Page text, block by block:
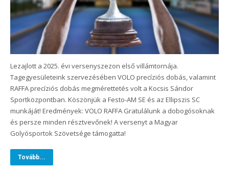
Lezajlott a 2025. évi versenyszezon első villámtornája.
Tagegyesületeink szervezésében VOLO precíziós dobás, valamint
RAFFA precíziós dobás megmérettetés volt a Kocsis Sándor
Sportközpontban. Köszönjük a Festo-AM SE és az Ellipszis SC
munkáját! Eredmények: VOLO RAFFA Gratulálunk a dobogósoknak
és persze minden résztvevőnek! A versenyt a Magyar
Golyósportok Szövetsége támogatta!
Tovább...